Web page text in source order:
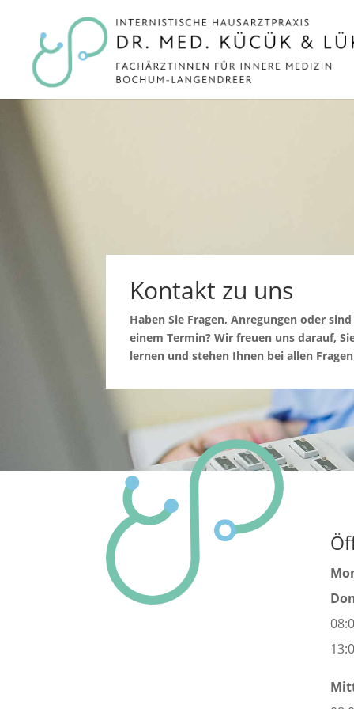
Kontakt zu uns
Haben Sie Fragen, Anregungen oder
einem Termin? Wir freuen uns darauf,
lernen und stehen Ihnen bei allen